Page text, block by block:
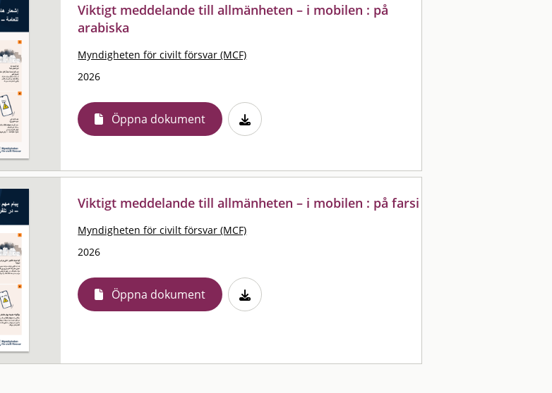
Viktigt meddelande till allmänheten – i mobilen : på
arabiska
Myndigheten för civilt försvar (MCF)
2026
Öppna dokument
Viktigt meddelande till allmänheten – i mobilen : på farsi
Myndigheten för civilt försvar (MCF)
2026
Öppna dokument